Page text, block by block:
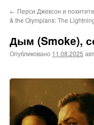
← Перси Джексон и
& the Olympians: The
Дым (Smoke),
Опубликовано 11.08.2025